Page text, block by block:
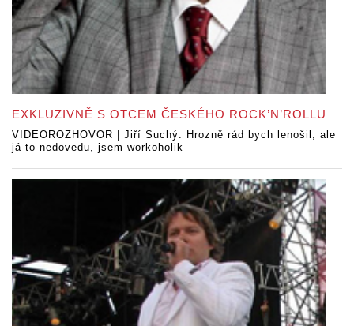
EXKLUZIVNĚ S OTCEM ČESKÉHO ROCK’N’ROLLU
VIDEOROZHOVOR | Jiří Suchý: Hrozně rád bych lenošil, ale
já to nedovedu, jsem workoholik